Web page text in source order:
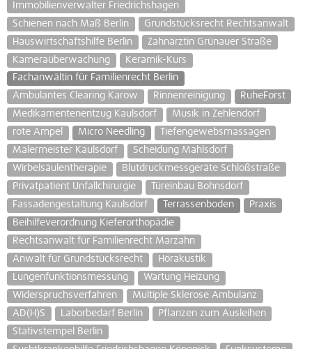
Immobilienverwalter Friedrichshagen
Schienen nach Maß Berlin
Grundstücksrecht Rechtsanwalt
Hauswirtschaftshilfe Berlin
Zahnärztin Grünauer Straße
Kameraüberwachung
Keramik-Kurs
Fachanwältin für Familienrecht Berlin
Ambulantes Clearing Karow
Rinnenreinigung
RuheForst
Medikamentenentzug Kaulsdorf
Musik in Zehlendorf
rote Ampel
Micro Needling
Tiefengewebsmassagen
Malermeister Kaulsdorf
Scheidung Mahlsdorf
Wirbelsäulentherapie
Blutdruckmessgeräte Schloßstraße
Privatpatient Unfallchirurgie
Türeinbau Bohnsdorf
Fassadengestaltung Kaulsdorf
Terrassenboden
Praxis
Beihilfeverordnung Kieferorthopädie
Rechtsanwalt für Familienrecht Marzahn
Anwalt für Grundstücksrecht
Hörakustik
Lungenfunktionsmessung
Wartung Heizung
Widerspruchsverfahren
Multiple Sklerose Ambulanz
AD(H)S
Laborbedarf Berlin
Pflanzen zum Ausleihen
Stativstempel Berlin